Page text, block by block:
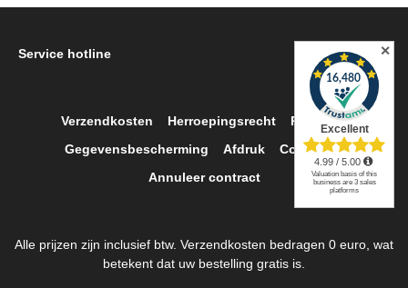
Service hotline
Verzendkosten Herroepingsrecht
Retour
Gegevensbescherming
Afdruk
Contact
Annuleer contract
Alle prijzen zijn inclusief btw. Verzendkosten bedragen 0 euro, wat
betekent dat uw bestelling gratis is.
✕